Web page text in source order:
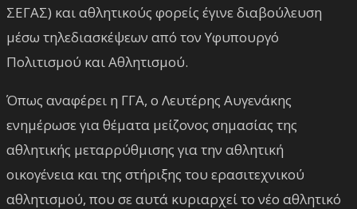
ΣΕΓΑΣ) και αθλητικούς φορείς έγινε διαβούλευση
μέσω τηλεδιασκέψεων από τον Υφυπουργό
Πολιτισμού και Αθλητισμού.
Όπως αναφέρει η ΓΓΑ, ο Λευτέρης Αυγενάκης
ενημέρωσε για θέματα μείζονος σημασίας της
αθλητικής μεταρρύθμισης για την αθλητική
οικογένεια και της στήριξης του ερασιτεχνικού
αθλητισμού, που σε αυτά κυριαρχεί το νέο αθλητικό